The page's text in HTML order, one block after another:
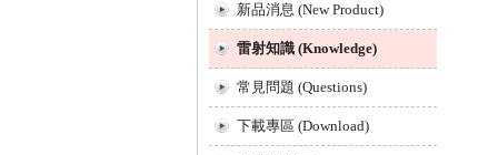
新品消息 (New Product)
雷射知識 (Knowledge)
常見問題 (Questions)
下載專區 (Download)